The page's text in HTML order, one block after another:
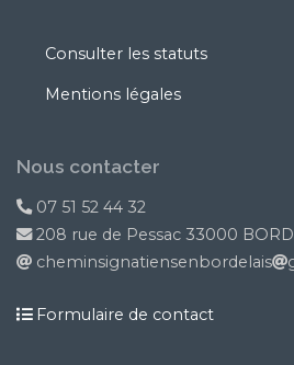
Consulter les statuts
Mentions légales
Nous contacter
07 51 52 44 32
208 rue de Pessac 33000
cheminsignatiensenbordelais
Formulaire de contact